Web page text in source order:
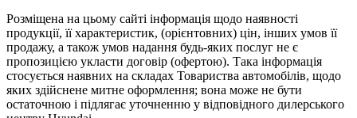
Розміщена на цьому сайті інформація щодо наявності
продукції, її характеристик, (орієнтовних) цін, інших умов її
продажу, а також умов надання будь-яких послуг не є
пропозицією укласти договір (офертою). Така інформація
стосується наявних на складах Товариства автомобілів, щодо
яких здійснене митне оформлення; вона може не бути
остаточною і підлягає уточненню у відповідного дилерського